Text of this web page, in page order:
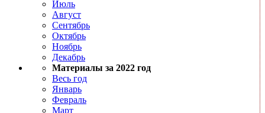
Июль
Август
Сентябрь
Октябрь
Ноябрь
Декабрь
Материалы за 2022 год
Весь год
Январь
Февраль
Март